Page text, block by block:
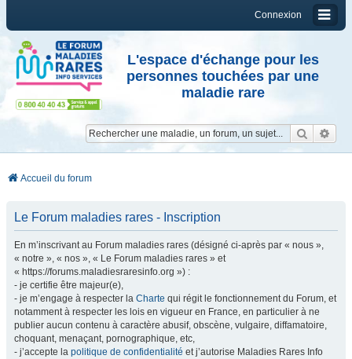
Connexion
L'espace d'échange pour les
personnes touchées par une
maladie rare
Accueil du forum
Le Forum maladies rares - Inscription
En m’inscrivant au Forum maladies rares (désigné ci-après par « nous »,
« notre », « nos », « Le Forum maladies rares » et
« https://forums.maladiesraresinfo.org ») :
- je certifie être majeur(e),
- je m’engage à respecter la Charte qui régit le fonctionnement du Forum, et
notamment à respecter les lois en vigueur en France, en particulier à ne
publier aucun contenu à caractère abusif, obscène, vulgaire, diffamatoire,
choquant, menaçant, pornographique, etc,
- j’accepte la politique de confidentialité et j’autorise Maladies Rares Info